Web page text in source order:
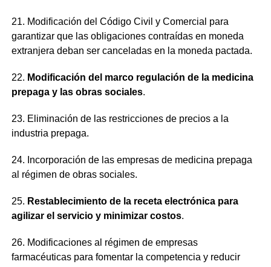
21. Modificación del Código Civil y Comercial para
garantizar que las obligaciones contraídas en moneda
extranjera deban ser canceladas en la moneda pactada.
22. Modificación del marco regulación de la medicina
prepaga y las obras sociales.
23. Eliminación de las restricciones de precios a la
industria prepaga.
24. Incorporación de las empresas de medicina prepaga
al régimen de obras sociales.
25. Restablecimiento de la receta electrónica para
agilizar el servicio y minimizar costos.
26. Modificaciones al régimen de empresas
farmacéuticas para fomentar la competencia y reducir